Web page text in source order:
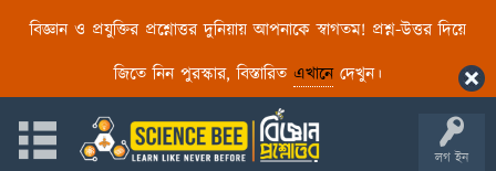
বিজ্ঞান ও প্রযুক্তির প্রশ্নোত্তর দুনিয়ায় আপনাকে স্বাগতম! প্রশ্ন-উত্তর দিয়ে
জিতে নিন পুরস্কার, বিস্তারিত এখানেদেখুন।
লগ ইন